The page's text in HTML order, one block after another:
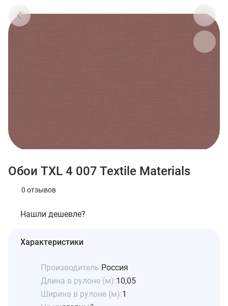
Обои TXL 4 007 Textile Materials
0 отзывов
Нашли дешевле?
Характеристики
Производитель:Россия
Длина в рулоне (м):10,05
Ширина в рулоне (м):1